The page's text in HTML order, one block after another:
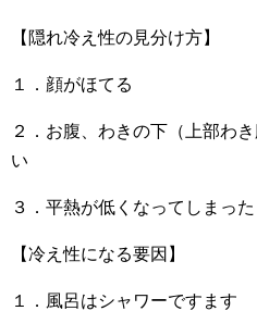
【隠れ冷え性の見分け方】
１．顔がほてる
２．お腹、わきの下（上部わ
い
３．平熱が低くなってしまった
【冷え性になる要因】
１．風呂はシャワーですます